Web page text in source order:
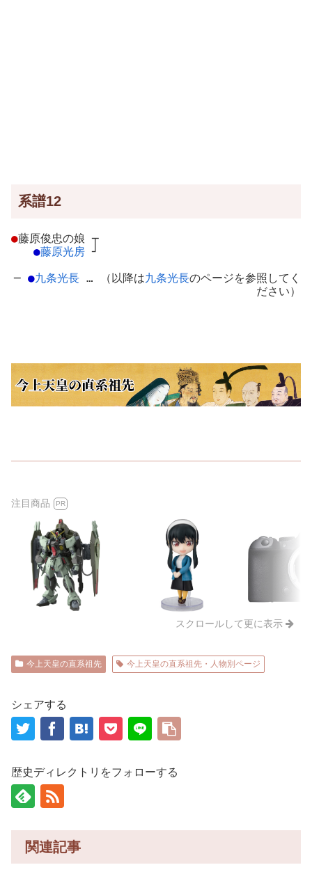
系譜12
●藤原俊忠の娘 ┬
●藤原光房 ┘
─ ●九条光長 … （以降は九条光長のページを参照してく
ださい）
注目商品 PR
スクロールして更に表示
今上天皇の直系祖先 今上天皇の直系祖先・人物別ページ
シェアする
歴史ディレクトリをフォローする
関連記事